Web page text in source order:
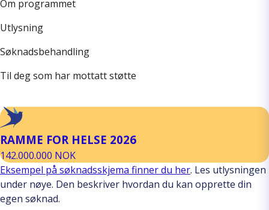
Om programmet
Utlysning
Søknadsbehandling
Til deg som har mottatt støtte
RAMME FOR HELSE 2026
142.000.000 NOK
Eksempel på søknadsskjema finner du her. Les utlysningen
under nøye. Den beskriver hvordan du kan opprette din
egen søknad.